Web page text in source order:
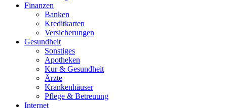
Finanzen
Banken
Kreditkarten
Versicherungen
Gesundheit
Sonstiges
Apotheken
Kur & Gesundheit
Ärzte
Krankenhäuser
Pflege & Betreuung
Internet